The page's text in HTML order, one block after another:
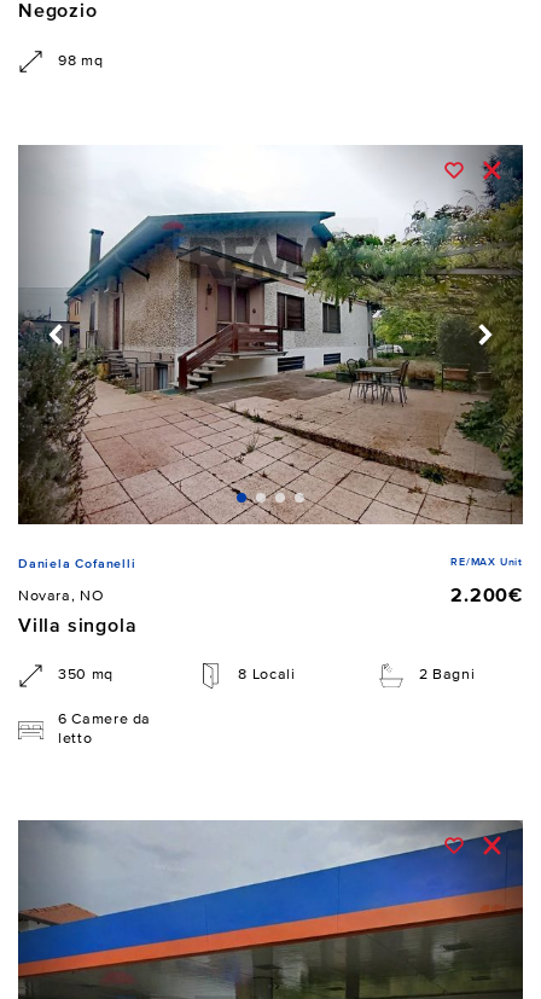
Negozio
98 mq
Daniela Cofanelli RE/MAX Unit
Novara, NO
2.200€
Villa singola
350 mq 8 Locali 2 Bagni
6 Camere da
letto